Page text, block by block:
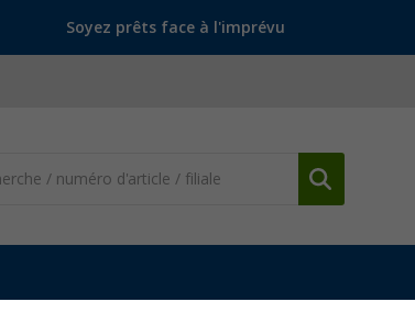
Soyez prêts face à l'imprévu